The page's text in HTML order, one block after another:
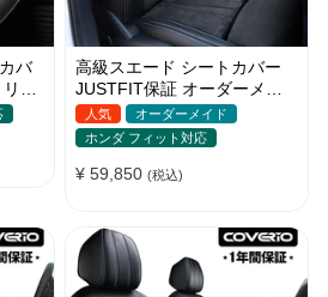
バ
ネ
ッ
高級スエード シートカバー
JUSTFIT保証 オーダーメイ
ド ロゴ入り 耐摩耗性 全席セ
ット
人気
オーダーメイド
ホンダ フィット対応
¥ 59,850 (税込)